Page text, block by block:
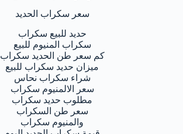
سعر سكراب الحديد
حديد للبيع سكراب
سكراب المنيوم للبيع
كم سعر طن الحديد سكراب
ميزان حديد سكراب للبيع
شراء سكراب نحاس
سعر الالمنيوم سكراب
مطلوب حديد سكراب
سعر طن السكراب
والمنيوم سكراب